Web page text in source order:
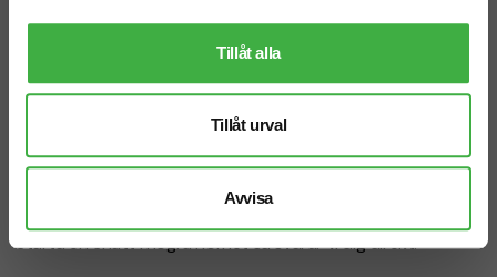
Tillåt alla
Tillåt urval
Avvisa
info@brandnewprofile.com
Starta en chatt i högra hörnet så svarar vi dig direkt!